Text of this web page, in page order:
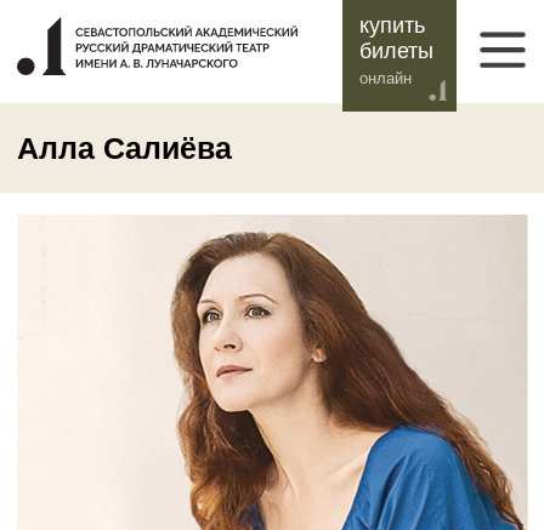
купить
билеты
онлайн
Алла Салиёва